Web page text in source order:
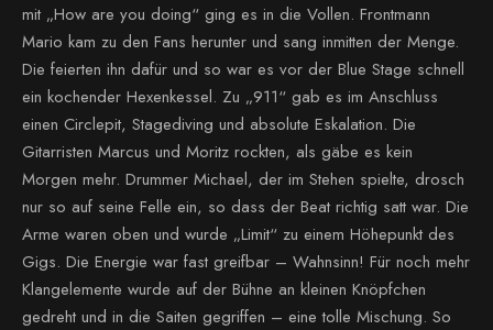
mit „How are you doing“ ging es in die Vollen. Frontmann
Mario kam zu den Fans herunter und sang inmitten der Menge.
Die feierten ihn dafür und so war es vor der Blue Stage schnell
ein kochender Hexenkessel. Zu „911“ gab es im Anschluss
einen Circlepit, Stagediving und absolute Eskalation. Die
Gitarristen Marcus und Moritz rockten, als gäbe es kein
Morgen mehr. Drummer Michael, der im Stehen spielte, drosch
nur so auf seine Felle ein, so dass der Beat richtig satt war. Die
Arme waren oben und wurde „Limit“ zu einem Höhepunkt des
Gigs. Die Energie war fast greifbar – Wahnsinn! Für noch mehr
Klangelemente wurde auf der Bühne an kleinen Knöpfchen
gedreht und in die Saiten gegriffen – eine tolle Mischung. So